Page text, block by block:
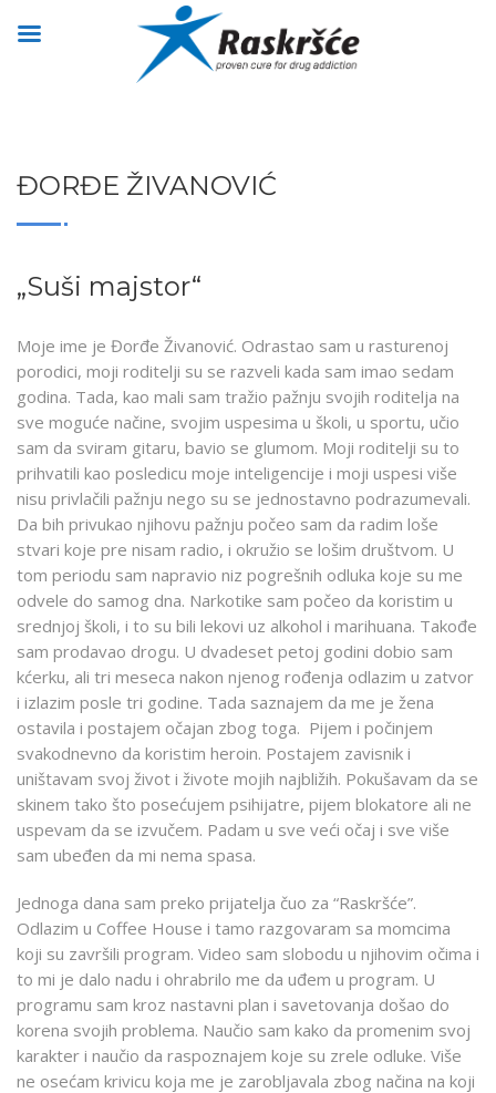
ĐORĐE ŽIVANOVIĆ
„Suši majstor“
Moje ime je Đorđe Živanović. Odrastao sam u rasturenoj
porodici, moji roditelji su se razveli kada sam imao sedam
godina. Tada, kao mali sam tražio pažnju svojih roditelja na
sve moguće načine, svojim uspesima u školi, u sportu, učio
sam da sviram gitaru, bavio se glumom. Moji roditelji su to
prihvatili kao posledicu moje inteligencije i moji uspesi više
nisu privlačili pažnju nego su se jednostavno podrazumevali.
Da bih privukao njihovu pažnju počeo sam da radim loše
stvari koje pre nisam radio, i okružio se lošim društvom. U
tom periodu sam napravio niz pogrešnih odluka koje su me
odvele do samog dna. Narkotike sam počeo da koristim u
srednjoj školi, i to su bili lekovi uz alkohol i marihuana. Takođe
sam prodavao drogu. U dvadeset petoj godini dobio sam
kćerku, ali tri meseca nakon njenog rođenja odlazim u zatvor
i izlazim posle tri godine. Tada saznajem da me je žena
ostavila i postajem očajan zbog toga. Pijem i počinjem
svakodnevno da koristim heroin. Postajem zavisnik i
uništavam svoj život i živote mojih najbližih. Pokušavam da se
skinem tako što posećujem psihijatre, pijem blokatore ali ne
uspevam da se izvučem. Padam u sve veći očaj i sve više
sam ubeđen da mi nema spasa.
Jednoga dana sam preko prijatelja čuo za “Raskršće”.
Odlazim u Coffee House i tamo razgovaram sa momcima
koji su završili program. Video sam slobodu u njihovim očima i
to mi je dalo nadu i ohrabrilo me da uđem u program. U
programu sam kroz nastavni plan i savetovanja došao do
korena svojih problema. Naučio sam kako da promenim svoj
karakter i naučio da raspoznajem koje su zrele odluke. Više
ne osećam krivicu koja me je zarobljavala zbog načina na koji